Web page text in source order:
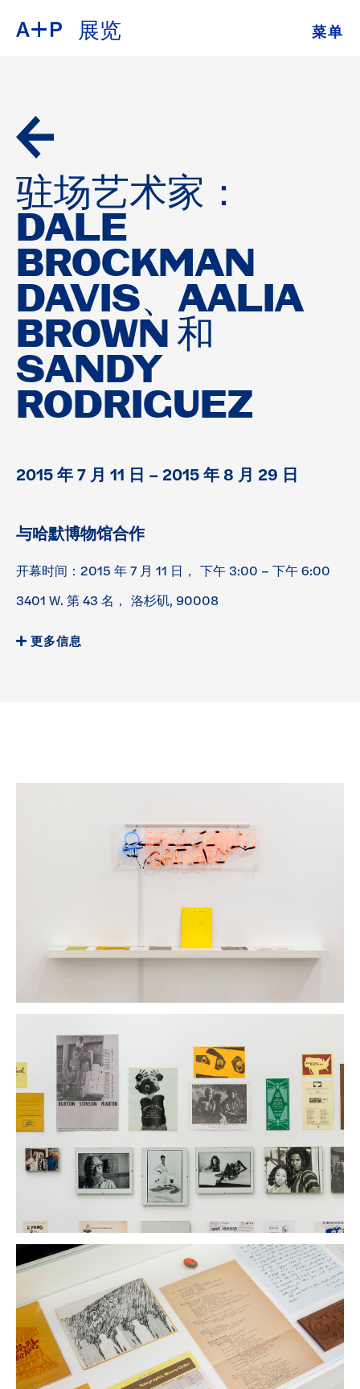
展览 菜单
教育
培养青年
展览
公共项目
档案
捐
ESPAÑOL
普通话
日本語
驻场艺术家：
DALE
BROCKMAN
DAVIS、AALIA
BROWN 和
SANDY
RODRIGUEZ
2015 年 7 月 11 日 – 2015 年 8 月 29 日
与哈默博物馆合作
开幕时间：2015 年 7 月 11 日， 下午 3:00 – 下午 6:00
3401 W. 第 43 名， 洛杉矶, 90008
更多信息